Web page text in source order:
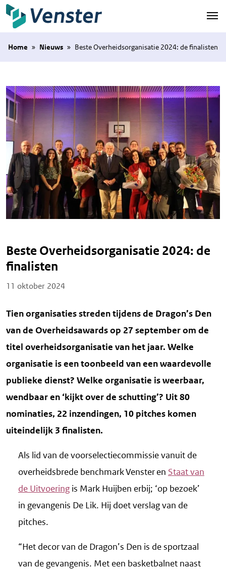
Naar hoofdinhoud
Home » Nieuws » Beste Overheidsorganisatie 2024: de finalisten
Beste Overheidsorganisatie 2024: de
finalisten
Posted on
11 oktober 2024
Tien organisaties streden tijdens de Dragon’s Den
van de Overheidsawards op 27 september om de
titel overheidsorganisatie van het jaar. Welke
organisatie is een toonbeeld van een waardevolle
publieke dienst? Welke organisatie is weerbaar,
wendbaar en ‘kijkt over de schutting’? Uit 80
nominaties, 22 inzendingen, 10 pitches komen
uiteindelijk 3 finalisten.
Als lid van de voorselectiecommissie vanuit de
overheidsbrede benchmark Venster en Staat van
de Uitvoering is Mark Huijben erbij; ‘op bezoek’
in gevangenis De Lik. Hij doet verslag van de
pitches.
“Het decor van de Dragon’s Den is de sportzaal
van de gevangenis. Met een basketbalnet naast